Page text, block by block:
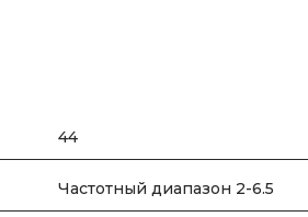
44
Частотный диапазон 2-6.5